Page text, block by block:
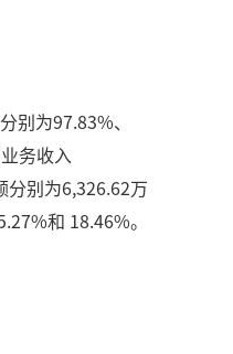
别为97.83%、
务收入
别为6,326.62万
和 18.46%。